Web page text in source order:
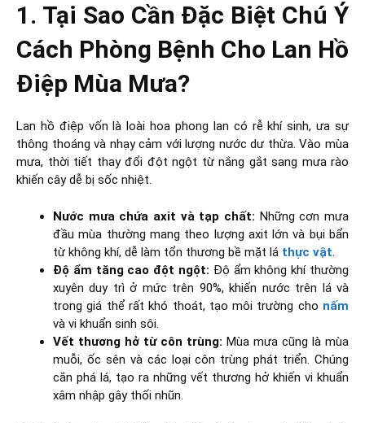
1. Tại Sao Cần Đặc Biệt Chú Ý
Cách Phòng Bệnh Cho Lan Hồ
Điệp Mùa Mưa?
Lan hồ điệp vốn là loài hoa phong lan có rễ khí sinh, ưa sự
thông thoáng và nhạy cảm với lượng nước dư thừa. Vào mùa
mưa, thời tiết thay đổi đột ngột từ nắng gắt sang mưa rào
khiến cây dễ bị sốc nhiệt.
Nước mưa chứa axit và tạp chất: Những cơn mưa
đầu mùa thường mang theo lượng axit lớn và bụi bẩn
từ không khí, dễ làm tổn thương bề mặt lá thực vật.
Độ ẩm tăng cao đột ngột: Độ ẩm không khí thường
xuyên duy trì ở mức trên 90%, khiến nước trên lá và
trong giá thể rất khó thoát, tạo môi trường cho nấm
và vi khuẩn sinh sôi.
Vết thương hở từ côn trùng: Mùa mưa cũng là mùa
muỗi, ốc sên và các loại côn trùng phát triển. Chúng
cắn phá lá, tạo ra những vết thương hở khiến vi khuẩn
xâm nhập gây thối nhũn.